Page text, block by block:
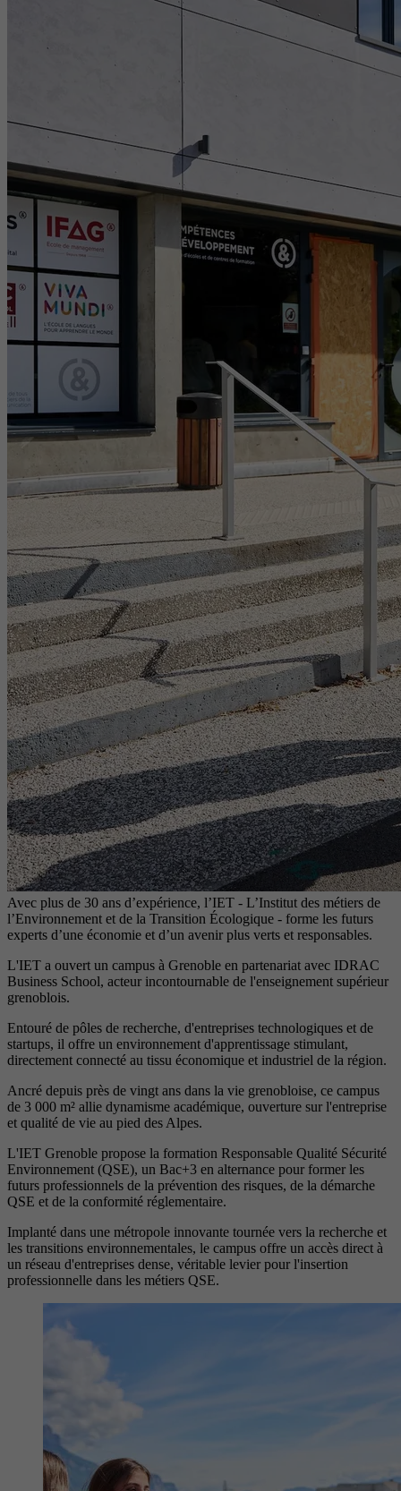
Avec plus de 30 ans d’expérience, l’IET - L’Institut des métiers de
l’Environnement et de la Transition Écologique - forme les futurs
experts d’une économie et d’un avenir plus verts et responsables.
L'IET a ouvert un campus à Grenoble en partenariat avec IDRAC
Business School, acteur incontournable de l'enseignement supérieur
grenoblois.
Entouré de pôles de recherche, d'entreprises technologiques et de
startups, il offre un environnement d'apprentissage stimulant,
directement connecté au tissu économique et industriel de la région.
Ancré depuis près de vingt ans dans la vie grenobloise, ce campus
de 3 000 m² allie dynamisme académique, ouverture sur l'entreprise
et qualité de vie au pied des Alpes.
L'IET Grenoble propose la formation Responsable Qualité Sécurité
Environnement (QSE), un Bac+3 en alternance pour former les
futurs professionnels de la prévention des risques, de la démarche
QSE et de la conformité réglementaire.
Implanté dans une métropole innovante tournée vers la recherche et
les transitions environnementales, le campus offre un accès direct à
un réseau d'entreprises dense, véritable levier pour l'insertion
professionnelle dans les métiers QSE.